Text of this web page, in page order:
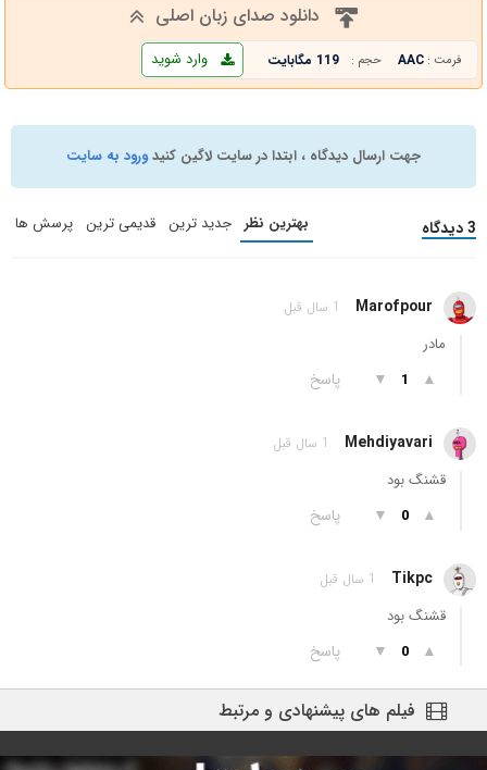
دانلود صدای زبان اصلی
فرمت : AAC حجم : 119 مگابایت وارد شوید
جهت ارسال دیدگاه ، ابتدا در سایت لاگین کنیدورود به سایت
3 دیدگاه بهترین نظر جدید ترین قدیمی ترین پرسش ها
Marofpour 1 سال قبل
مادر
▲
1
▼ پاسخ
Mehdiyavari 1 سال قبل
قشنگ بود
▲
0
▼ پاسخ
Tikpc 1 سال قبل
قشنگ بود
▲
0
▼ پاسخ
فیلم های پیشنهادی و مرتبط